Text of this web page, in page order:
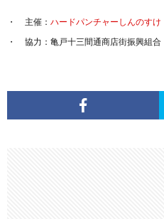
主催： ハードパンチャーしんのすけ
協力：亀戸十三間通商店街振興組合